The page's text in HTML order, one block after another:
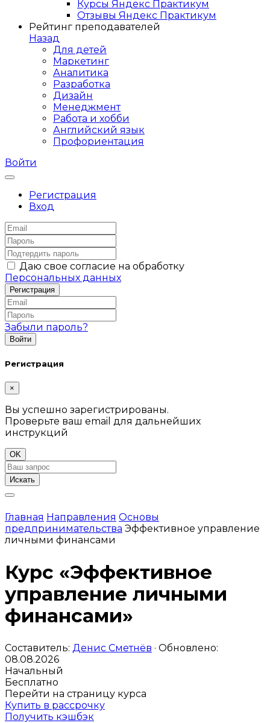
Курсы Яндекс Практикум
Отзывы Яндекс Практикум
Рейтинг преподавателей
Назад
Для детей
Маркетинг
Аналитика
Разработка
Дизайн
Менеджмент
Работа и хобби
Английский язык
Профориентация
Войти
Регистрация
Вход
Даю свое согласие на обработку
Персональных данных
Забыли пароль?
Регистрация
×
Вы успешно зарегистрированы.
Проверьте ваш email для дальнейших
инструкций
OK
Искать
Главная Направления Основы
предпринимательства Эффективное управление
личными финансами
Курс «Эффективное
управление личными
финансами»
Составитель: Денис Сметнёв · Обновлено:
08.08.2026
Начальный
Бесплатно
Перейти на страницу курса
Купить в рассрочку
Получить кэшбэк